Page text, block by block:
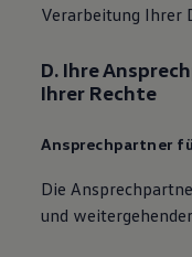
Verarbeitung Ihrer
D. Ihre
Ihrer Rechte
Ansprechpartner
Die
und